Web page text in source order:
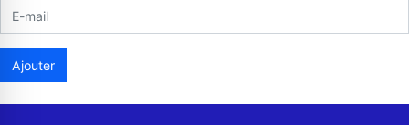
Ajouter